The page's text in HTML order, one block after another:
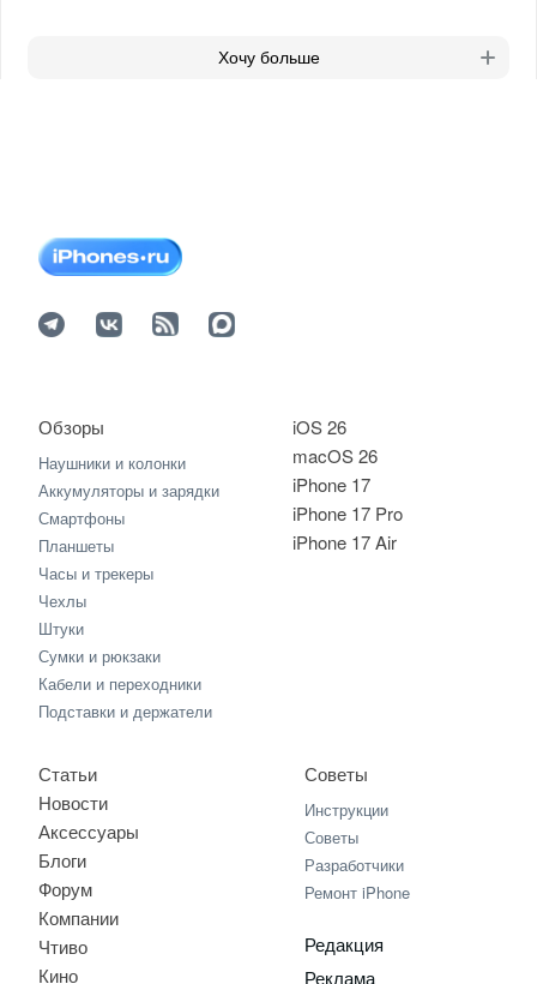
Хочу больше
iOS 26
macOS 26
iPhone 17
iPhone 17 Pro
iPhone 17 Air
Обзоры
Наушники и колонки
Аккумуляторы и зарядки
Смартфоны
Планшеты
Часы и трекеры
Чехлы
Штуки
Сумки и рюкзаки
Кабели и переходники
Подставки и держатели
Статьи
Новости
Аксессуары
Блоги
Форум
Компании
Чтиво
Кино
Советы
Инструкции
Советы
Разработчики
Ремонт iPhone
Редакция
Реклама